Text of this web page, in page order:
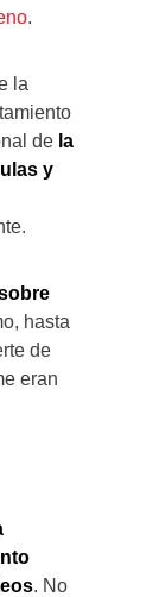
.
la
de la
y
hasta
de
eran
. No